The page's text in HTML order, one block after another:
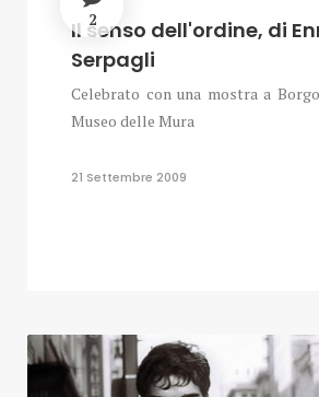
2
Il senso dell'ordine, di
Serpagli
Celebrato con una mostra a
Museo delle Mura
21 Settembre 2009